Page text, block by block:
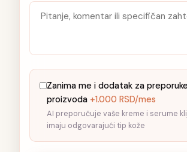
Zanima me i dodatak za
proizvoda +1.000 RSD/mes
AI preporučuje vaše kreme i serume
imaju odgovarajući tip kože